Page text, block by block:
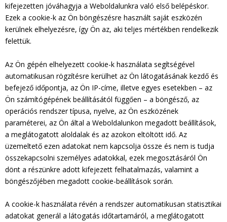
kifejezetten jóváhagyja a Weboldalunkra való első belépéskor.
Ezek a cookie-k az Ön böngészésre használt saját eszközén
kerülnek elhelyezésre, így Ön az, aki teljes mértékben rendelkezik
felettük.
Az Ön gépén elhelyezett cookie-k használata segítségével
automatikusan rögzítésre kerülhet az Ön látogatásának kezdő és
befejező időpontja, az Ön IP-címe, illetve egyes esetekben – az
Ön számítógépének beállításától függően – a böngésző, az
operációs rendszer típusa, nyelve, az Ön eszközének
paraméterei, az Ön által a Weboldalunkon megadott beállítások,
a meglátogatott aloldalak és az azokon eltöltött idő. Az
üzemeltető ezen adatokat nem kapcsolja össze és nem is tudja
összekapcsolni személyes adatokkal, ezek megosztásáról Ön
dönt a részünkre adott kifejezett felhatalmazás, valamint a
böngészőjében megadott cookie-beállítások során.
A cookie-k használata révén a rendszer automatikusan statisztikai
adatokat generál a látogatás időtartamáról, a meglátogatott